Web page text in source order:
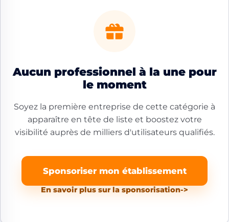
Aucun professionnel à la une pour
le moment
Soyez la première entreprise de cette catégorie à
apparaître en tête de liste et boostez votre
visibilité auprès de milliers d'utilisateurs qualifiés.
Sponsoriser mon établissement
En savoir plus sur la sponsorisation->